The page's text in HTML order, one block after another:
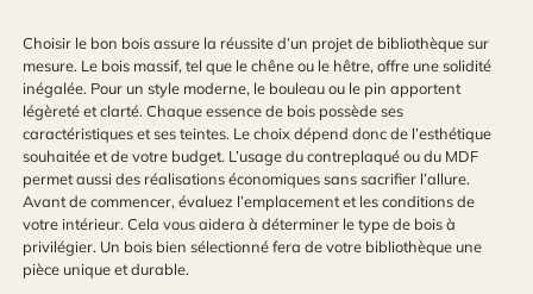
Choisir le bon bois assure la réussite d’un projet de bibliothèque sur
mesure. Le bois massif, tel que le chêne ou le hêtre, offre une solidité
inégalée. Pour un style moderne, le bouleau ou le pin apportent
légèreté et clarté. Chaque essence de bois possède ses
caractéristiques et ses teintes. Le choix dépend donc de l’esthétique
souhaitée et de votre budget. L’usage du contreplaqué ou du MDF
permet aussi des réalisations économiques sans sacrifier l’allure.
Avant de commencer, évaluez l’emplacement et les conditions de
votre intérieur. Cela vous aidera à déterminer le type de bois à
privilégier. Un bois bien sélectionné fera de votre bibliothèque une
pièce unique et durable.